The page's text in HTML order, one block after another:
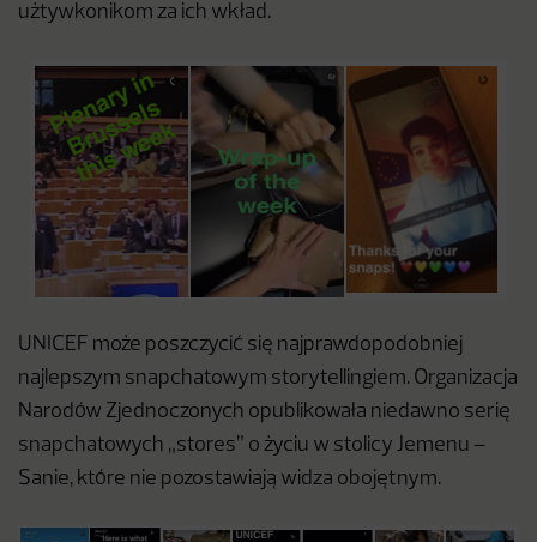
użtywkonikom za ich wkład.
UNICEF może poszczycić się najprawdopodobniej
najlepszym snapchatowym storytellingiem. Organizacja
Narodów Zjednoczonych opublikowała niedawno serię
snapchatowych „stores” o życiu w stolicy Jemenu –
Sanie, które nie pozostawiają widza obojętnym.